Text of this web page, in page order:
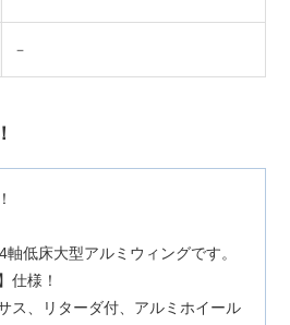
－
低床大型アルミウィングです。
仕様！
ス、リターダ付、アルミホイール